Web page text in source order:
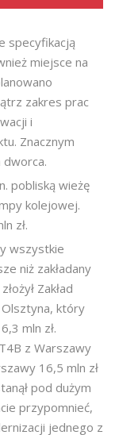
specyfikacją
miejsce na
zakres prac
i
Znacznym
dworca.
pobliską wieżę
kolejowej.
zł.
wszystkie
niż zakładany
Zakład
który
mln zł.
z Warszawy
16,5 mln zł
pod dużym
przypomnieć,
jednego z